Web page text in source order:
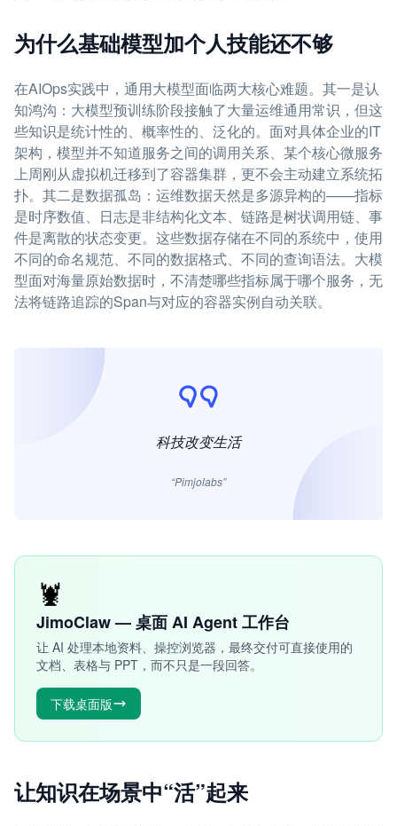
为什么基础模型加个人技能还不够
在AIOps实践中，通用大模型面临两大核心难题。其一是认
知鸿沟：大模型预训练阶段接触了大量运维通用常识，但这
些知识是统计性的、概率性的、泛化的。面对具体企业的IT
架构，模型并不知道服务之间的调用关系、某个核心微服务
上周刚从虚拟机迁移到了容器集群，更不会主动建立系统拓
扑。其二是数据孤岛：运维数据天然是多源异构的——指标
是时序数值、日志是非结构化文本、链路是树状调用链、事
件是离散的状态变更。这些数据存储在不同的系统中，使用
不同的命名规范、不同的数据格式、不同的查询语法。大模
型面对海量原始数据时，不清楚哪些指标属于哪个服务，无
法将链路追踪的Span与对应的容器实例自动关联。
科技改变生活
“Pimjolabs”
🦞
JimoClaw — 桌面 AI Agent 工作台
让 AI 处理本地资料、操控浏览器，最终交付可直接使用的
文档、表格与 PPT，而不只是一段回答。
下载桌面版
让知识在场景中“活”起来